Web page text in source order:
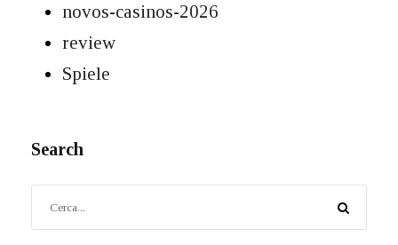
novos-casinos-2026
review
Spiele
Search